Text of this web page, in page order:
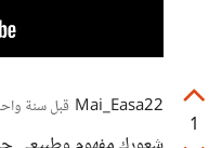
1
Mai_Easa22 قبل سنة